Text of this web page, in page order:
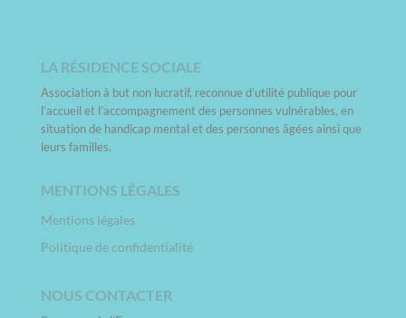
LA RÉSIDENCE SOCIALE
Association à but non lucratif, reconnue d’utilité publique pour
l’accueil et l’accompagnement des personnes vulnérables, en
situation de handicap mental et des personnes âgées ainsi que
leurs familles.
MENTIONS LÉGALES
Mentions légales
Politique de confidentialité
NOUS CONTACTER